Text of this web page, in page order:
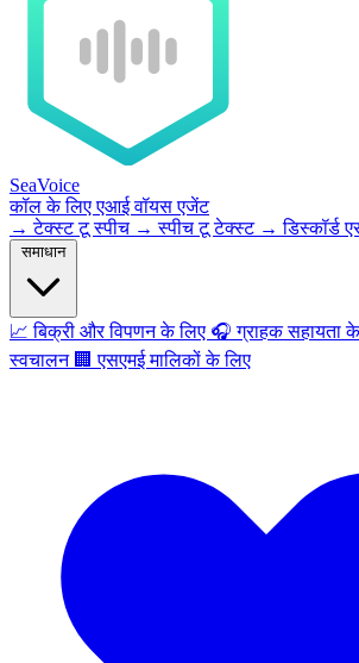
SeaVoice
कॉल के लिए एआई वॉयस एजेंट
→ टेक्स्ट टू स्पीच → स्पीच टू टेक्स्ट → डिस्कॉर्ड
समाधान
📈 बिक्री और विपणन के लिए 🎧 ग्राहक सहायता
स्वचालन 🏢 एसएमई मालिकों के लिए